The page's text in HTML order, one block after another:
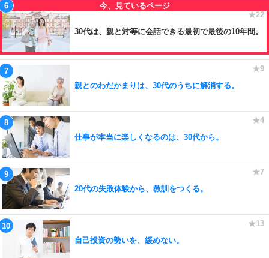
30代は、親と対等に会話できる最初で最後の10年間。
親とのわだかまりは、30代のうちに解消する。
仕事が本当に楽しくなるのは、30代から。
20代の失敗体験から、教訓をつくる。
自己投資の勢いを、緩めない。